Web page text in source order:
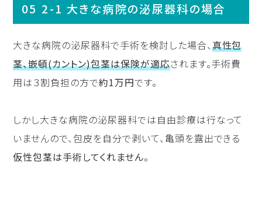
2-1 大きな病院の泌尿器科の場合
大きな病院の泌尿器科で手術を検討した場合、 真性包
茎、嵌頓(カントン)包茎は保険が適応されます。手術費
用は３割負担の方で約1万円です。
しかし大きな病院の泌尿器科では自由診療は行なって
いませんので、包皮を自分で剥いて、亀頭を露出できる
仮性包茎は手術してくれません。